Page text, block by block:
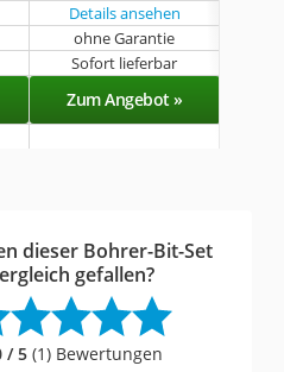
Details ansehen
ohne Garantie
Sofort lieferbar
Zum Angebot »
dieser Bohrer-Bit-Set
gefallen?
/ 5 (1) Bewertungen